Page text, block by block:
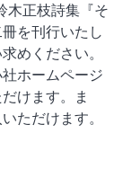
木正枝詩集『そ
を刊行いたし
めください。
ホームページ
けます。ま
ただけます。